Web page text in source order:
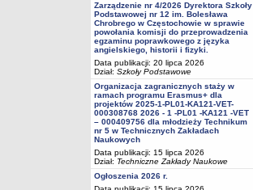
Zarządzenie nr 4/2026 Dyrektora Szkoły
Podstawowej nr 12 im. Bolesława
Chrobrego w Częstochowie w sprawie
powołania komisji do przeprowadzenia
egzaminu poprawkowego z języka
angielskiego, historii i fizyki.
Data publikacji: 20 lipca 2026
Dział: Szkoły Podstawowe
Organizacja zagranicznych staży w
ramach programu Erasmus+ dla
projektów 2025-1-PL01-KA121-VET-
000308768 2026 - 1 -PL01 -KA121 -VET
– 000409756 dla młodzieży Technikum
nr 5 w Technicznych Zakładach
Naukowych
Data publikacji: 15 lipca 2026
Dział: Techniczne Zakłady Naukowe
Ogłoszenia 2026 r.